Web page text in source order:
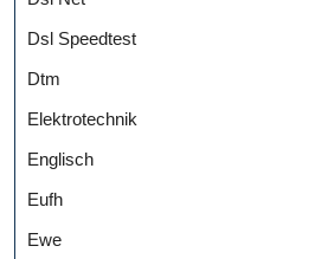
Dsl Speedtest
Dtm
Elektrotechnik
Englisch
Eufh
Ewe